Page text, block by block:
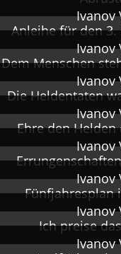
1963
Ivanov
Anleihe für den
Ivanov
Dem Menschen
Ivanov
Die Heldentaten
Ivanov
Ehre den
Ivanov
Ivanov
Fünfjahresplan
Ivanov
Ich preise
Ivanov